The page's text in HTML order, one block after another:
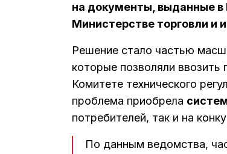
на документы, выданные
Министерстве торговли и
Решение стало частью
которые позволяли
Комитете технического
проблема приобрела
потребителей, так и на
По данным ведомства,